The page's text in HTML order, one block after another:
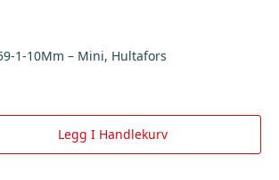
1-10Mm – Mini, Hultafors
Legg I Handlekurv